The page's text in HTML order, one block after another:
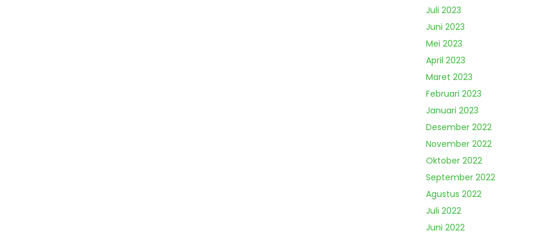
Juli 2023
Juni 2023
Mei 2023
April 2023
Maret 2023
Februari 2023
Januari 2023
Desember 2022
November 2022
Oktober 2022
September 2022
Agustus 2022
Juli 2022
Juni 2022